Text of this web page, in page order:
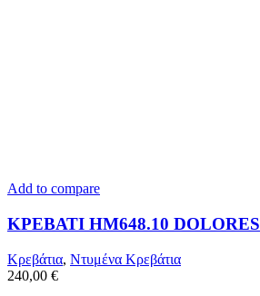
Add to compare
ΚΡΕΒΑΤΙ HM648.10 DOLORES
Κρεβάτια, Ντυμένα Κρεβάτια
240,00 €